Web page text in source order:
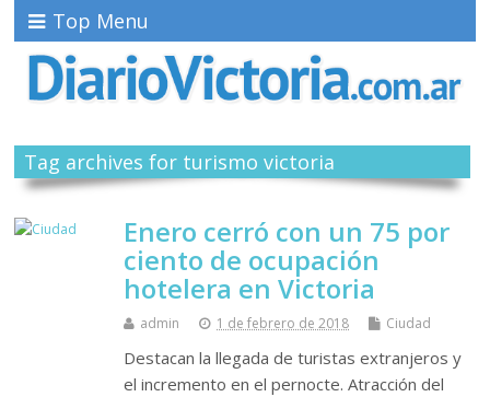
Top Menu
Tag archives for turismo victoria
Enero cerró con un 75 por
ciento de ocupación
hotelera en Victoria
admin 1 de febrero de 2018 Ciudad
Destacan la llegada de turistas extranjeros y
el incremento en el pernocte. Atracción del